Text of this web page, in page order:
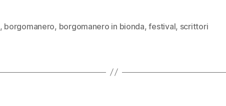
, borgomanero, borgomanero in bionda,festival, scrittori